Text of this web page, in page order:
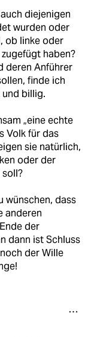
diejenigen
wurden oder
ob linke oder
haben?
deren Anführer
finde ich
billig.
„eine echte
Volk für das
sie natürlich,
oder der
wünschen, dass
anderen
der
dann ist Schluss
der Wille